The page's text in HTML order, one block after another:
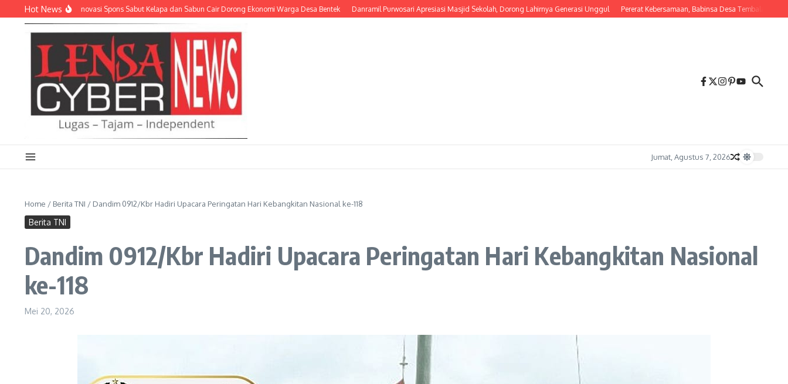
Lewati ke konten
Hot News
JADI CUAN: Inovasi Spons Sabut Kelapa dan Sabun Cair Dorong Ekonomi Warga Desa Bentek Danramil Purwosari Apresiasi Masjid Sekolah, Dorong Lahirnya Generasi Unggul Pererat Kebersamaan, Babinsa Desa Tembalang Ajak Warga
Jumat, Agustus 7, 2026
Home / Berita TNI / Dandim 0912/Kbr Hadiri Upacara Peringatan Hari Kebangkitan Nasional ke-118
Berita TNI
Dandim 0912/Kbr Hadiri Upacara Peringatan Hari Kebangkitan Nasional
ke-118
Mei 20, 2026